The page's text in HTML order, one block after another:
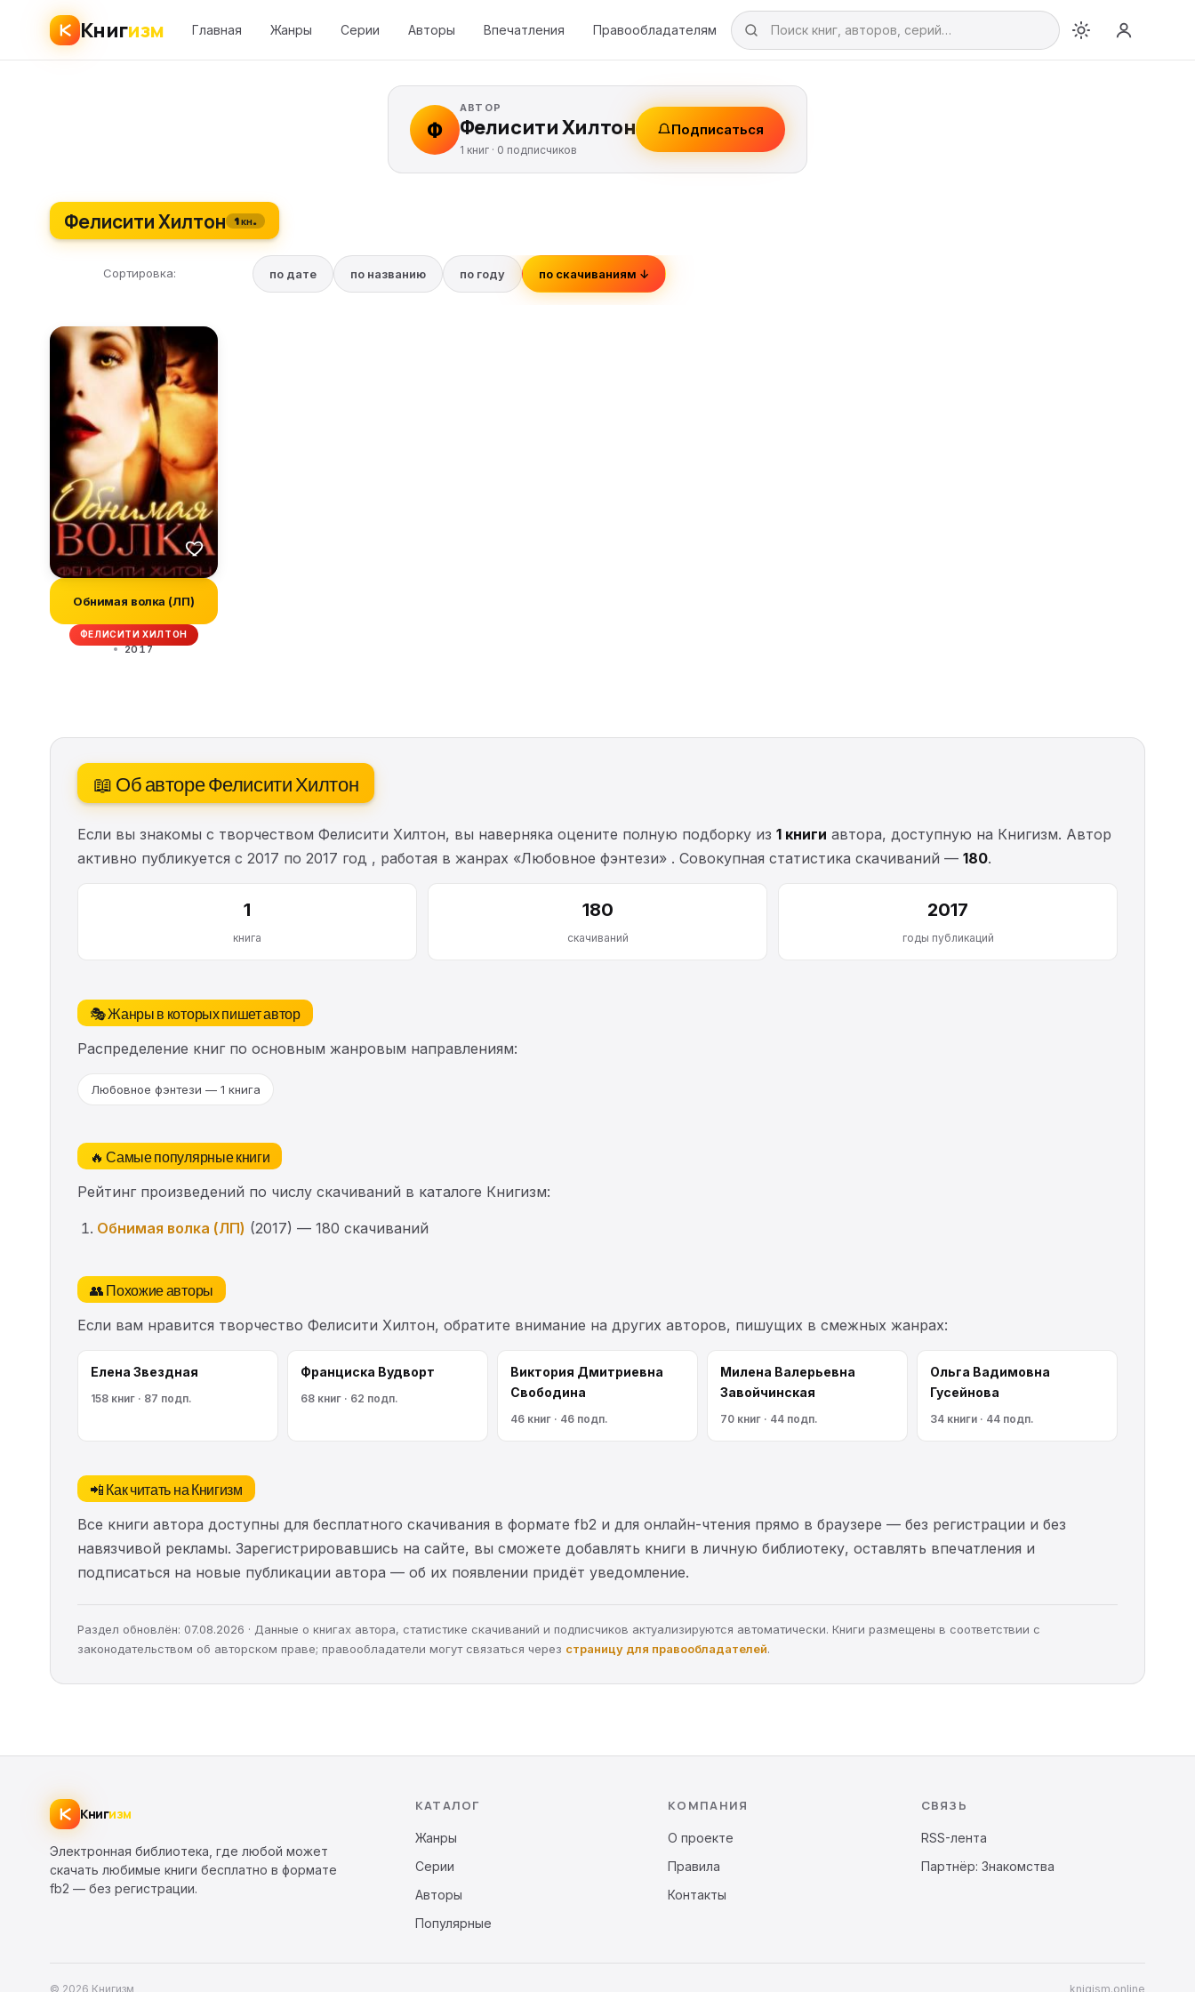
Книгизм Главная Жанры Серии Авторы Впечатления Правообладателям
Ф
АВТОР
Фелисити Хилтон
1 книг · 0 подписчиков
Подписаться
Фелисити Хилтон 1 кн.
Сортировка: по дате по названию по году по скачиваниям ↓
Обнимая волка (ЛП)
ФЕЛИСИТИ ХИЛТОН
2017
📖 Об авторе Фелисити Хилтон
Если вы знакомы с творчеством Фелисити Хилтон, вы наверняка оцените полную подборку из 1 книги автора, доступную на Книгизм. Автор
активно публикуется с 2017 по 2017 год , работая в жанрах «Любовное фэнтези» . Совокупная статистика скачиваний — 180.
1
книга
180
скачиваний
2017
годы публикаций
🎭 Жанры в которых пишет автор
Распределение книг по основным жанровым направлениям:
Любовное фэнтези — 1 книга
🔥 Самые популярные книги
Рейтинг произведений по числу скачиваний в каталоге Книгизм:
Обнимая волка (ЛП) (2017) — 180 скачиваний
👥 Похожие авторы
Если вам нравится творчество Фелисити Хилтон, обратите внимание на других авторов, пишущих в смежных жанрах:
Елена Звездная
158 книг · 87 подп.
Франциска Вудворт
68 книг · 62 подп.
Виктория Дмитриевна
Свободина
46 книг · 46 подп.
Милена Валерьевна
Завойчинская
70 книг · 44 подп.
Ольга Вадимовна
Гусейнова
34 книги · 44 подп.
📲 Как читать на Книгизм
Все книги автора доступны для бесплатного скачивания в формате fb2 и для онлайн-чтения прямо в браузере — без регистрации и без
навязчивой рекламы. Зарегистрировавшись на сайте, вы сможете добавлять книги в личную библиотеку, оставлять впечатления и
подписаться на новые публикации автора — об их появлении придёт уведомление.
Раздел обновлён: 07.08.2026 · Данные о книгах автора, статистике скачиваний и подписчиков актуализируются автоматически. Книги размещены в соответствии с
законодательством об авторском праве; правообладатели могут связаться через страницу для правообладателей.
Книгизм
Электронная библиотека, где любой может
скачать любимые книги бесплатно в формате
fb2 — без регистрации.
КАТАЛОГ
Жанры
Серии
Авторы
Популярные
КОМПАНИЯ
О проекте
Правила
Контакты
СВЯЗЬ
RSS-лента
Партнёр: Знакомства
© 2026 Книгизм knigism.online